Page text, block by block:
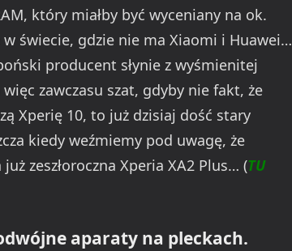
który miałby być wyceniany na ok.
w świecie, gdzie nie ma Xiaomi i Huawei…
producent słynie z wyśmienitej
zawczasu szat, gdyby nie fakt, że
Xperię 10, to już dzisiaj dość stary
kiedy weźmiemy pod uwagę, że
zeszłoroczna Xperia XA2 Plus… (TU
aparaty na pleckach.